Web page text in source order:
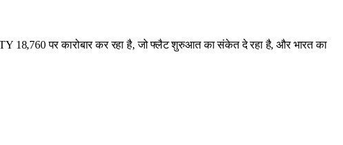
18,760 पर कारोबार कर रहा है, जो फ्लैट शुरुआत का संकेत दे रहा है, और भारत का